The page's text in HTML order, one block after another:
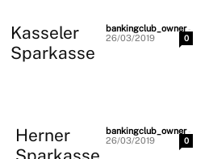
Kasseler
Sparkasse
bankingclub_owner-
26/03/2019 0
Herner
bankingclub_owner-
26/03/2019 0